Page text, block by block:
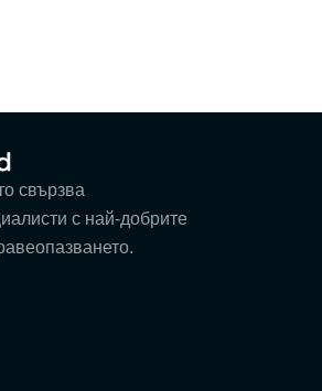
Потребител
свързва
с най-добрите